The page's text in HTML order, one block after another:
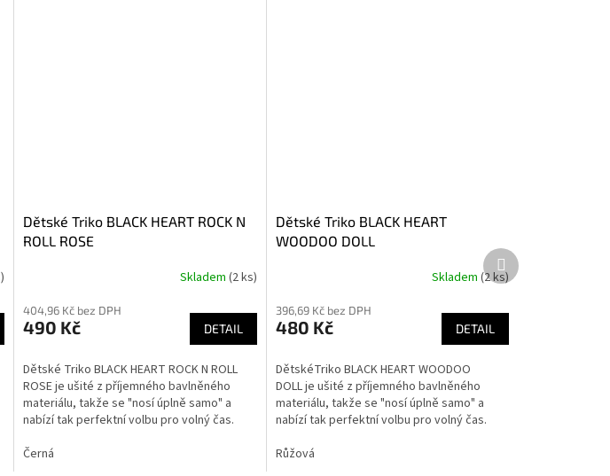
Dětské Triko BLACK HEART ROCK N
ROLL ROSE
Skladem (2 ks)
404,96 Kč bez DPH
490 Kč DETAIL
Dětské Triko BLACK HEART ROCK N ROLL
ROSE je ušité z příjemného bavlněného
materiálu, takže se "nosí úplně samo" a
nabízí tak perfektní volbu pro volný čas.
Černá
Dětské Triko BLACK HEART
WOODOO DOLL
Skladem (2 ks)
396,69 Kč bez DPH
480 Kč DETAIL
DětskéTriko BLACK HEART WOODOO
DOLL je ušité z příjemného bavlněného
materiálu, takže se "nosí úplně samo" a
nabízí tak perfektní volbu pro volný čas.
Růžová
Další
produkt